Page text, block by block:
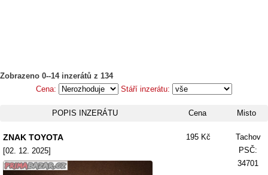
Zobrazeno 0--14 inzerátů z 134
Cena:
Stáří inzerátu:
POPIS INZERÁTU Cena Misto
ZNAK TOYOTA
[02. 12. 2025]
195 Kč
Tachov
PSČ:
34701